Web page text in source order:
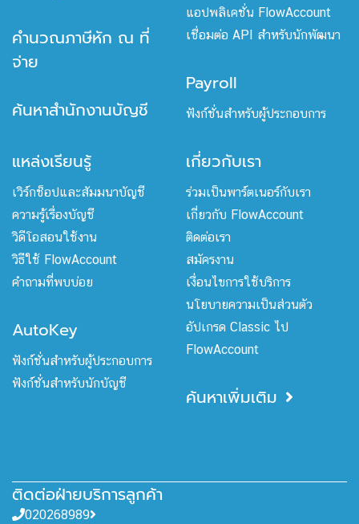
คำนวณภาษีหัก ณ ที่
จ่าย
ค้นหาสำนักงานบัญชี
แอปพลิเคชั่น FlowAccount
เชื่อมต่อ API สำหรับนักพัฒนา
Payroll
ฟังก์ชั่นสำหรับผู้ประกอบการ
แหล่งเรียนรู้
เวิร์กช็อปและสัมมนาบัญชี
ความรู้เรื่องบัญชี
วิดีโอสอนใช้งาน
วิธีใช้ FlowAccount
คำถามที่พบบ่อย
AutoKey
ฟังก์ชั่นสำหรับผู้ประกอบการ
ฟังก์ชั่นสำหรับนักบัญชี
เกี่ยวกับเรา
ร่วมเป็นพาร์ตเนอร์กับเรา
เกี่ยวกับ FlowAccount
ติดต่อเรา
สมัครงาน
เงื่อนไขการใช้บริการ
นโยบายความเป็นส่วนตัว
อัปเกรด Classic ไป
FlowAccount
ค้นหาเพิ่มเติม
ติดต่อฝ่ายบริการลูกค้า
020268989